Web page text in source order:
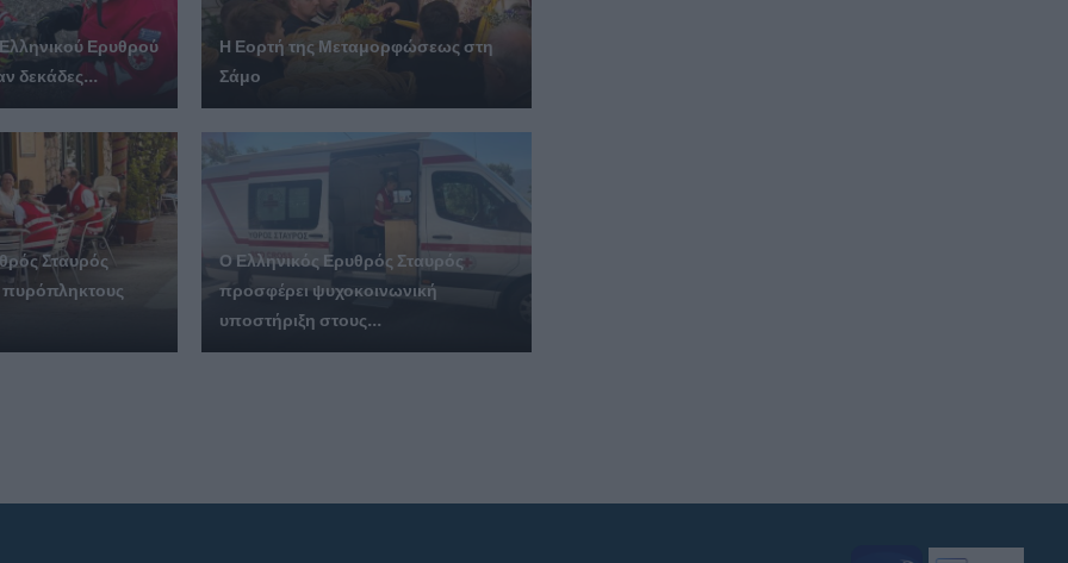
Ερυθρού
δεκάδες...
Η Εορτή της Μεταμορφώσεως στη
Σάμο
Σταυρός
πυρόπληκτους
Ο Ελληνικός Ερυθρός Σταυρός
προσφέρει ψυχοκοινωνική
υποστήριξη στους...